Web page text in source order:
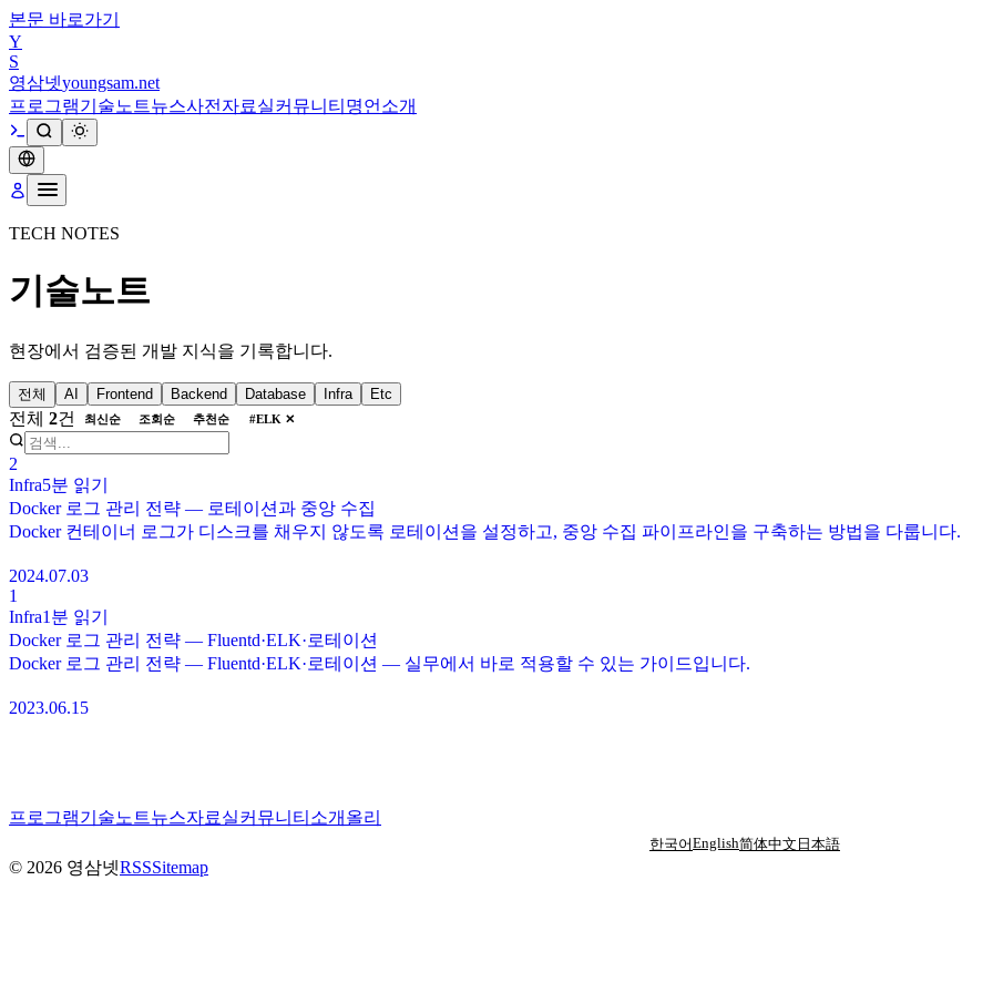
본문 바로가기
Y
S
영삼넷youngsam.net
프로그램기술노트뉴스사전 자료실커뮤니티 명언 소개
TECH NOTES
기술노트
현장에서 검증된 개발 지식을 기록합니다.
전체 AI Frontend Backend Database Infra Etc
전체 2건 최신순 조회순 추천순 #ELK ✕
2
Infra5분 읽기
Docker 로그 관리 전략 — 로테이션과 중앙 수집
Docker 컨테이너 로그가 디스크를 채우지 않도록 로테이션을 설정하고, 중앙 수집 파이프라인을 구축하는 방법을 다룹니다.
2024.07.03
1
Infra1분 읽기
Docker 로그 관리 전략 — Fluentd·ELK·로테이션
Docker 로그 관리 전략 — Fluentd·ELK·로테이션 — 실무에서 바로 적용할 수 있는 가이드입니다.
2023.06.15
프로그램기술노트뉴스자료실커뮤니티 소개 올리
한국어English简体中文 日本語
© 2026 영삼넷RSSSitemap